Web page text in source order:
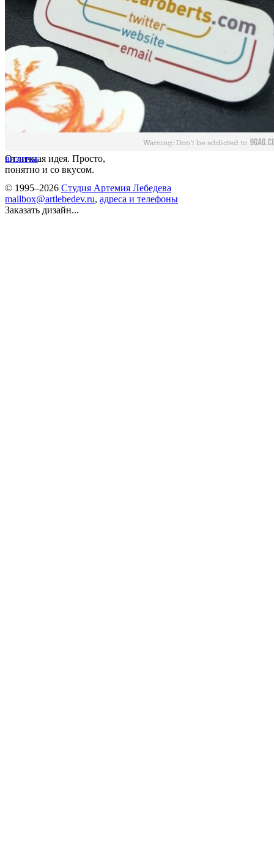
Отличная идея. Просто,
понятно и со вкусом.
визитка
© 1995–2026 Студия Артемия Лебедева
mailbox@artlebedev.ru, адреса и телефоны
Заказать дизайн...